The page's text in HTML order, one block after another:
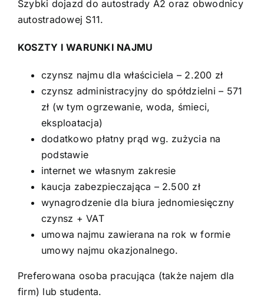
Szybki dojazd do autostrady A2 oraz obwodnicy
autostradowej S11.
KOSZTY I WARUNKI NAJMU
czynsz najmu dla właściciela – 2.200 zł
czynsz administracyjny do spółdzielni – 571
zł (w tym ogrzewanie, woda, śmieci,
eksploatacja)
dodatkowo płatny prąd wg. zużycia na
podstawie
internet we własnym zakresie
kaucja zabezpieczająca – 2.500 zł
wynagrodzenie dla biura jednomiesięczny
czynsz + VAT
umowa najmu zawierana na rok w formie
umowy najmu okazjonalnego.
Preferowana osoba pracująca (także najem dla
firm) lub studenta.